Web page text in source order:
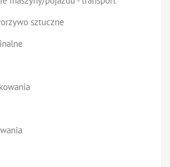
sztuczne